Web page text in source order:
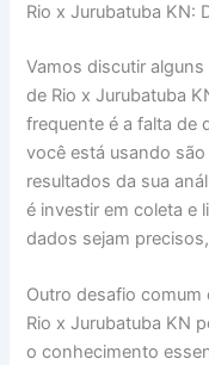
Rio x Jurubatuba KN:
Vamos discutir
de Rio x Jurubatuba
frequente é a falta de
você está usando
resultados da sua
é investir em coleta e
dados sejam
Outro desafio
Rio x Jurubatuba KN
o conhecimento